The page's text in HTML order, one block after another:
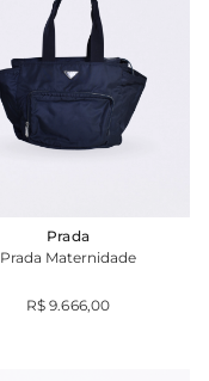
Prada
Prada Maternidade
R$ 9.666,00